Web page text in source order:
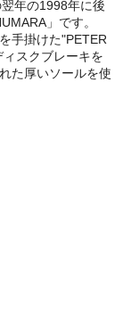
年の1998年に後
」です。
手掛けた"PETER
スクブレーキを
た厚いソールを使